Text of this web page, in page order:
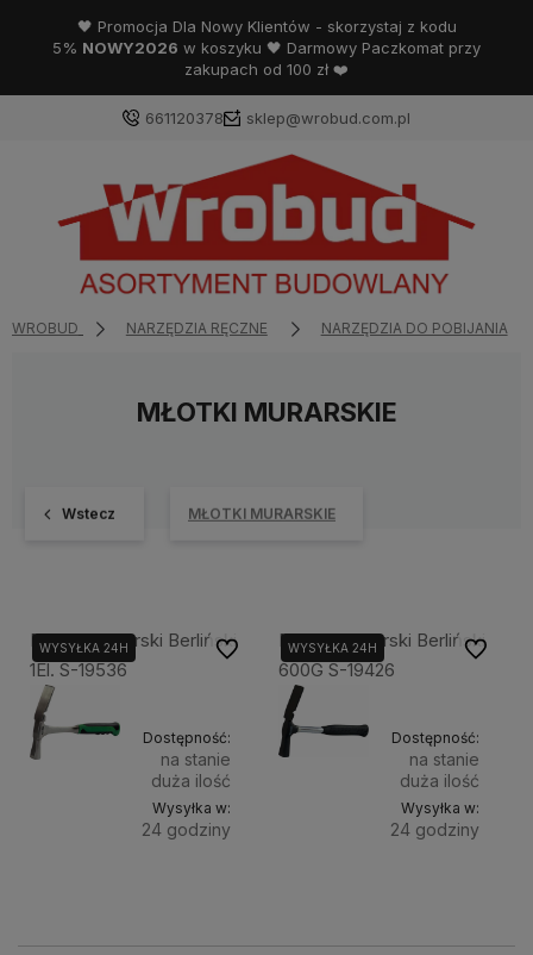
🖤 Promocja Dla Nowy Klientów - skorzystaj z kodu
5% NOWY2026 w koszyku 🖤 Darmowy Paczkomat przy
zakupach od 100 zł ❤️
661120378 sklep@wrobud.com.pl
WROBUD NARZĘDZIA RĘCZNE NARZĘDZIA DO POBIJANIA
MŁOTKI MURARSKIE
Wstecz MŁOTKI MURARSKIE
Młotek Murarski Berliński
1El. S-19536
WYSYŁKA 24H
Dostępność:
na stanie
duża ilość
Wysyłka w:
24 godziny
Do ulubionychMłotek Murarski Berliński
600G S-19426
WYSYŁKA 24H
Dostępność:
na stanie
duża ilość
Wysyłka w:
24 godziny
Do